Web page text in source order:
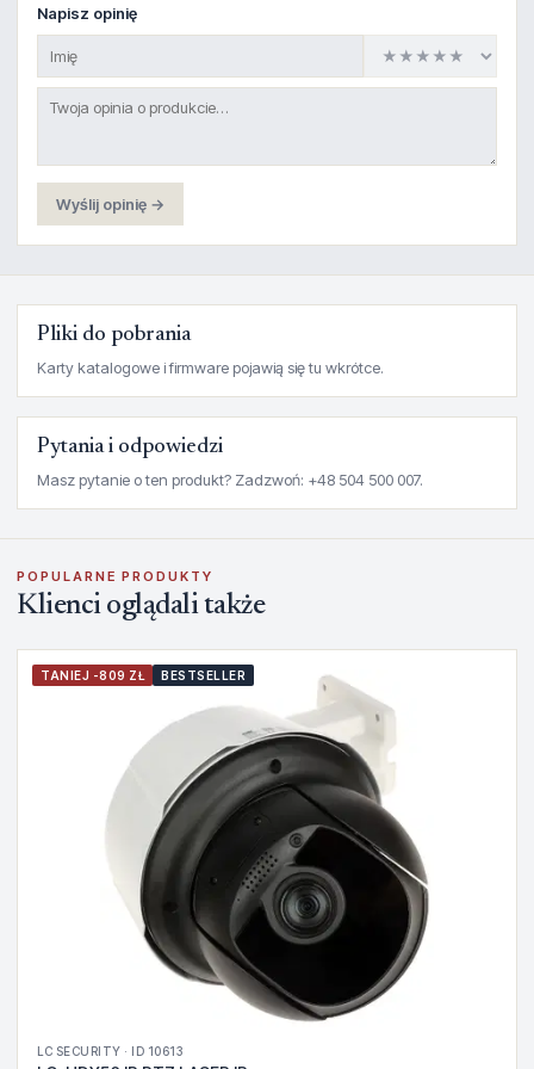
Napisz opinię
Wyślij opinię →
Pliki do pobrania
Karty katalogowe i firmware pojawią się tu wkrótce.
Pytania i odpowiedzi
Masz pytanie o ten produkt? Zadzwoń: +48 504 500 007.
POPULARNE PRODUKTY
Klienci oglądali także
TANIEJ -809 ZŁ BESTSELLER
LC SECURITY · ID 10613